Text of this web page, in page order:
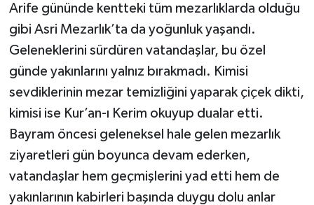
Arife gününde kentteki tüm mezarlıklarda olduğu
gibi Asri Mezarlık’ta da yoğunluk yaşandı.
Geleneklerini sürdüren vatandaşlar, bu özel
günde yakınlarını yalnız bırakmadı. Kimisi
sevdiklerinin mezar temizliğini yaparak çiçek dikti,
kimisi ise Kur’an-ı Kerim okuyup dualar etti.
Bayram öncesi geleneksel hale gelen mezarlık
ziyaretleri gün boyunca devam ederken,
vatandaşlar hem geçmişlerini yad etti hem de
yakınlarının kabirleri başında duygu dolu anlar